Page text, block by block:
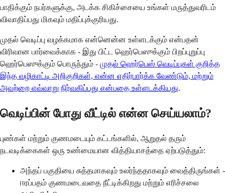
பாதிக்கும் நபர்களுக்கு, அடக்க சிகிச்சையை உங்கள் மருத்துவரிடம்
விவாதிப்பது மிகவும் மதிப்புக்குரியது.
முதல் வெடிப்பு வழக்கமாக என்னென்ன உள்ளடக்கும் என்பதன்
விரிவான பார்வைக்காக - இது பிட்ட ஹெர்பெஸுக்கும் பிறப்புறுப்பு
ஹெர்பெஸுக்கும் பொருந்தும் - முதல் ஹெர்பெஸ் வெடிப்புகள் குறித்த
இந்த வழிகாட்டி அறிகுறிகள், என்ன எதிர்பார்க்க வேண்டும், மற்றும்
அவற்றை எவ்வாறு நிர்வகிப்பது என்பதை உள்ளடக்கியது.
வெடிப்பின் போது வீட்டில் என்ன செய்யலாம்?
புண்கள் மற்றும் குணமடையும் கட்டங்களில், ஆறுதல் தரும்
நடவடிக்கைகள் ஒரு உண்மையான வித்தியாசத்தை ஏற்படுத்தும்:
அந்தப் பகுதியை சுத்தமாகவும் உலர்ந்ததாகவும் வைத்திருங்கள் -
ஈரப்பதம் குணமடைவதை நீட்டிக்கிறது மற்றும் எரிச்சலை